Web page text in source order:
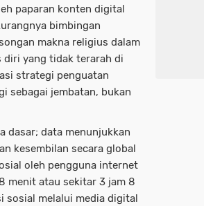
paparan konten digital
bimbingan
makna religius dalam
yang tidak terarah di
strategi penguatan
sebagai jembatan, bukan
dasar; data menunjukkan
kesembilan secara global
oleh pengguna internet
menit atau sekitar 3 jam 8
sosial melalui media digital